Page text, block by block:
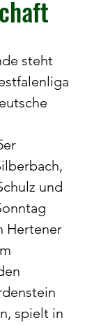
steht
und
Hertener
spielt in